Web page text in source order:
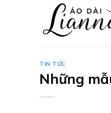
TIN TỨC
Những